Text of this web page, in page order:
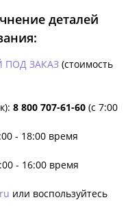
деталей
ПОД ЗАКАЗ (стоимость
8 800 707-61-60 (с 7:00
- 18:00 время
- 16:00 время
или воспользуйтесь